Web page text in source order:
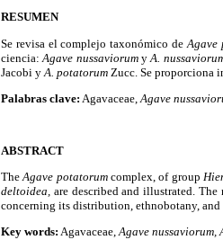
RESUMEN
Se revisa el complejo taxonómico de Agave
ciencia:Agave nussaviorum yA.
Jacobi y A. potatorum Zucc. Se proporciona
Palabras clave: Agavaceae, Agave
ABSTRACT
TheAgave potatorum complex, of group
deltoidea, are described and illustrated.
concerning its distribution, ethnobotany,
Key words: Agavaceae,Agave nussaviorum,